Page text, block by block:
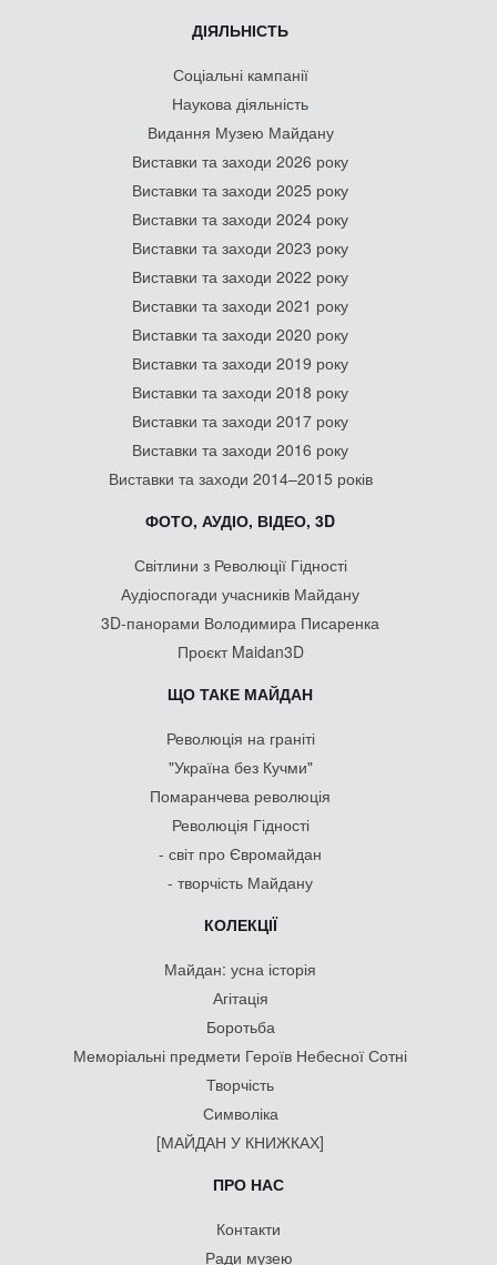
ДІЯЛЬНІСТЬ
Соціальні кампанії
Наукова діяльність
Видання Музею Майдану
Виставки та заходи 2026 року
Виставки та заходи 2025 року
Виставки та заходи 2024 року
Виставки та заходи 2023 року
Виставки та заходи 2022 року
Виставки та заходи 2021 року
Виставки та заходи 2020 року
Виставки та заходи 2019 року
Виставки та заходи 2018 року
Виставки та заходи 2017 року
Виставки та заходи 2016 року
Виставки та заходи 2014–2015 років
ФОТО, АУДІО, ВІДЕО, 3D
Світлини з Революції Гідності
Аудіоспогади учасників Майдану
3D-панорами Володимира Писаренка
Проєкт Maidan3D
ЩО ТАКЕ МАЙДАН
Революція на граніті
"Україна без Кучми"
Помаранчева революція
Революція Гідності
- світ про Євромайдан
- творчість Майдану
КОЛЕКЦІЇ
Майдан: усна історія
Агітація
Боротьба
Меморіальні предмети Героїв Небесної Сотні
Творчість
Символіка
[МАЙДАН У КНИЖКАХ]
ПРО НАС
Контакти
Ради музею